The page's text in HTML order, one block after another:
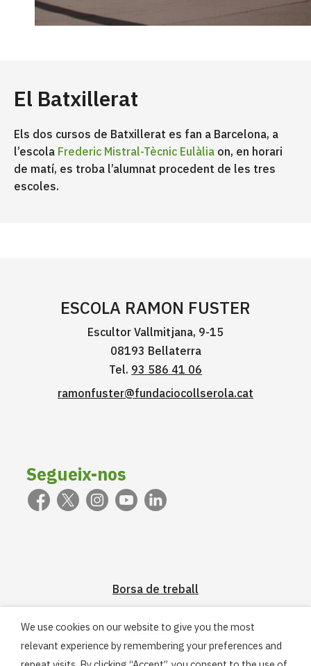
El Batxillerat
Els dos cursos de Batxillerat es fan a Barcelona, a
l’escola Frederic Mistral-Tècnic Eulàlia on, en horari
de matí, es troba l’alumnat procedent de les tres
escoles.
ESCOLA RAMON FUSTER
Escultor Vallmitjana, 9-15
08193 Bellaterra
Tel. 93 586 41 06
ramonfuster@fundaciocollserola.cat
Segueix-nos
Borsa de treball
Pràcticum
We use cookies on our website to give you the most
relevant experience by remembering your preferences and